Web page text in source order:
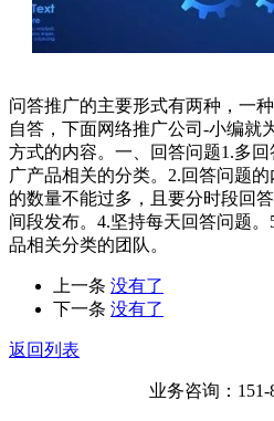
问答推广的主要形式有两种，一
自答，下面网络推广公司-小编就
方式的内容。一、回答问题1.多
广产品相关的分类。2.回答问题
的数量不能过多，且要分时段回
间段发布。4.坚持每天回答问题
品相关分类的团队。
上一条 没有了
下一条 没有了
返回列表
业务咨询：151-